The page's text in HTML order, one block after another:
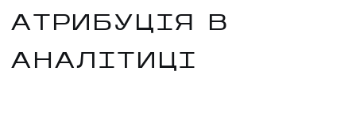
АТРИБУЦІЯ В
АНАЛІТИЦІ